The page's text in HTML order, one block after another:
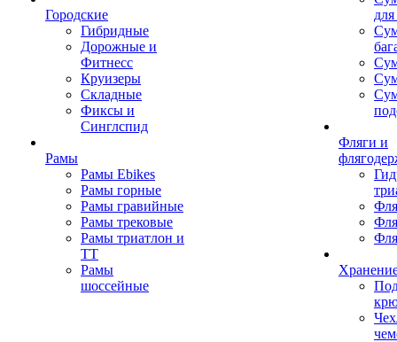
Городские
Гибридные
Дорожные и
Фитнесс
Круизеры
Складные
Фиксы и
Синглспид
Рамы
Рамы Ebikes
Рамы горные
Рамы гравийные
Рамы трековые
Рамы триатлон и
ТТ
Рамы
шоссейные
Фляги и